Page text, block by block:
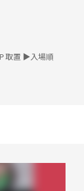
取置 ▶︎入場順